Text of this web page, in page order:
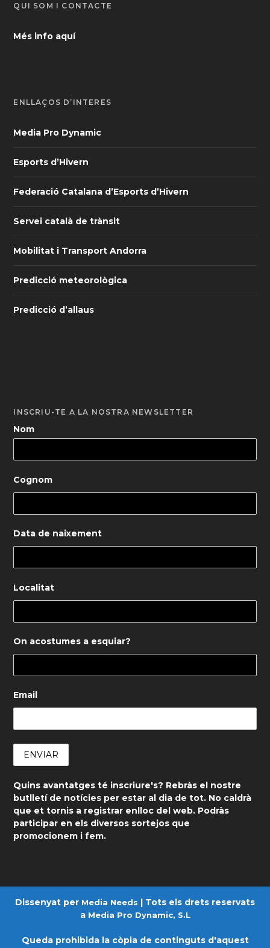
QUI SOM I CONTACTE
Més info aquí
ENLLAÇOS D’INTERÈS
Media Pro Dynamic
Esports d’Hivern
Federació Catalana d’Esports d’Hivern
Servei català de trànsit
Mobilitat i Transport Andorra
Predicció meteorològica
Predicció d’allaus
INSCRIU-TE A LA NOSTRA NEWSLETTER
Nom
Cognom
Data de naixement
Localitat
On acostumes a esquiar?
Email
Quins avantatges té inscriure's? Rebràs el nostre
butlletí de notícies per estar al dia de tot. No caldrà
que et tornis a registrar enlloc del web. Podràs
participar en els diversos sortejos que
promocionem i fem.
Dissenyat per Media Needs | Tots els drets reservats
a Media Pro Dynamic, S.L
Queda prohibida la còpia de continguts d'aquest